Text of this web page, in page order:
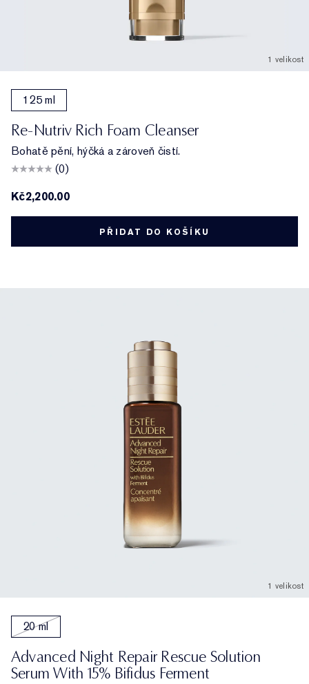
1 velikost
125 ml
Re-Nutriv Rich Foam Cleanser
Bohatě pění, hýčká a zároveň čistí.
(0)
Kč2,200.00
PŘIDAT DO KOŠÍKU
1 velikost
20 ml
Advanced Night Repair Rescue Solution
Serum With 15% Bifidus Ferment